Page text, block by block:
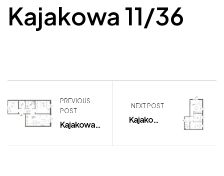
Kajakowa 11/36
PREVIOUS
POST
Kajakowa
regularna:
NEXT POST
Kajakowa